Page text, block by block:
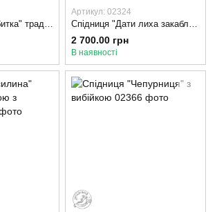
Артикул: 02324
2 700.00 грн
В наявності